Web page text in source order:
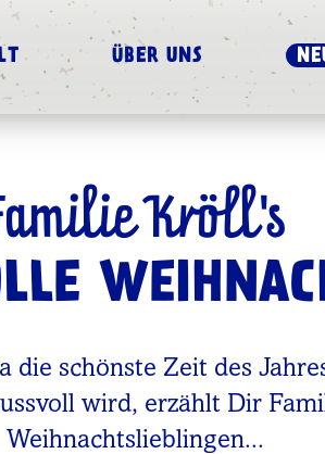
ÜBER UNS
Kröll's
die schönste Zeit des
wird, erzählt Dir
Weihnachtslieblingen...